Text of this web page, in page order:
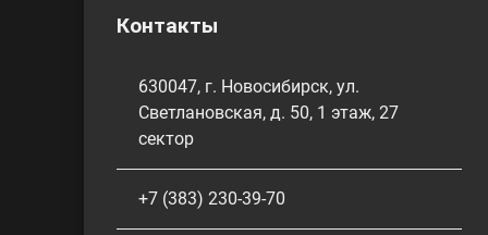
Контакты
630047, г. Новосибирск, ул.
Светлановская, д. 50, 1 этаж, 27
сектор
+7 (383) 230-39-70